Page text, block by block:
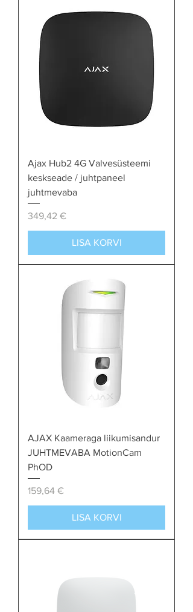
Ajax Hub2 4G Valvesüsteemi
keskseade / juhtpaneel
juhtmevaba
Price
349,42 €
LISA KORVI
AJAX Kaameraga liikumisandur
JUHTMEVABA MotionCam
PhOD
Price
159,64 €
LISA KORVI